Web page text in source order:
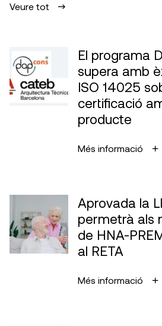
Veure tot
El programa
supera amb
ISO 14025
certificació
producte
Més informació
Aprovada la
permetrà als
de HNA-
al RETA
Més informació